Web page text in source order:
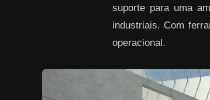
suporte para uma
industriais. Com
operacional.